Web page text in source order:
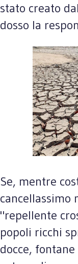
stato creato
dosso la
Se, mentre
cancellassimo
"repellente
popoli ricchi
docce,